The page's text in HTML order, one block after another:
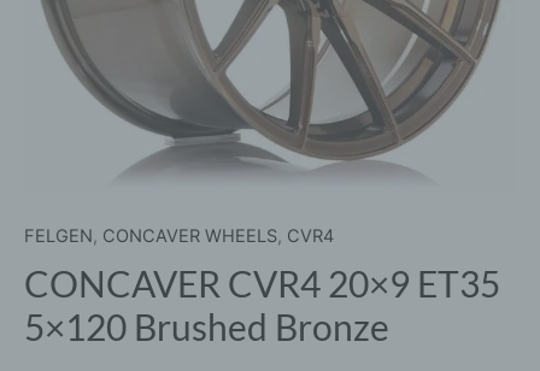
FELGEN, CONCAVER WHEELS, CVR4
CONCAVER CVR4 20×9 ET35
5×120 Brushed Bronze